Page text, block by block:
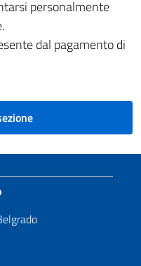
personalmente
dal pagamento di